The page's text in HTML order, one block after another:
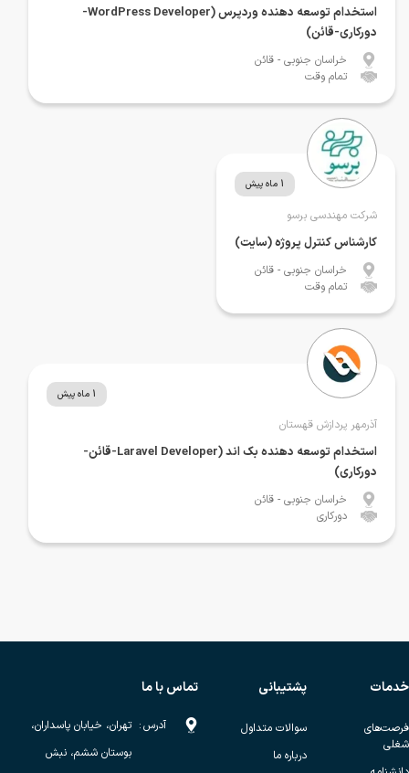
استخدام توسعه دهنده وردپرس (WordPress Developer-
دورکاری-قائن)
خراسان جنوبی - قائن
تمام وقت
1 ماه پیش
شرکت مهندسی برسو
کارشناس کنترل پروژه (سایت)
خراسان جنوبی - قائن
تمام وقت
1 ماه پیش
آذرمهر پردازش قهستان
استخدام توسعه دهنده بک اند (Laravel Developer-قائن-
دورکاری)
خراسان جنوبی - قائن
دورکاری
خدمات
فرصت‌های
شغلی
پشتیبانی
سوالات متداول
درباره ما
تماس با ما
آدرس: تهران، خیابان پاسداران،
بوستان ششم، نبش